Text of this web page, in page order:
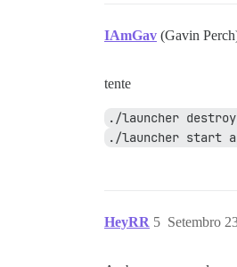
IAmGav (Gavin
tente
./launcher
./launcher start
HeyRR Setembro
5